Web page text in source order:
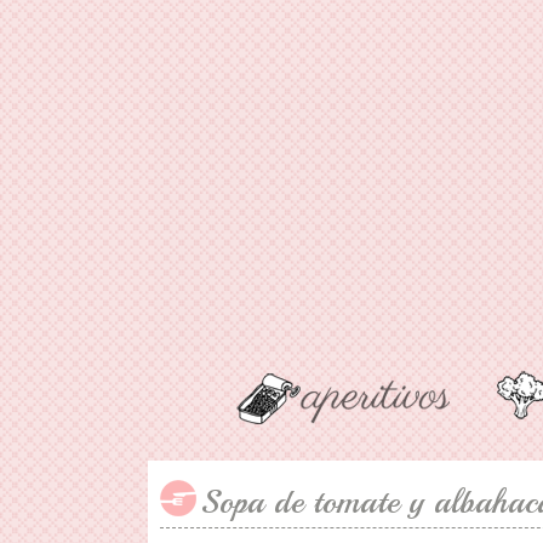
Sopa de tomate y